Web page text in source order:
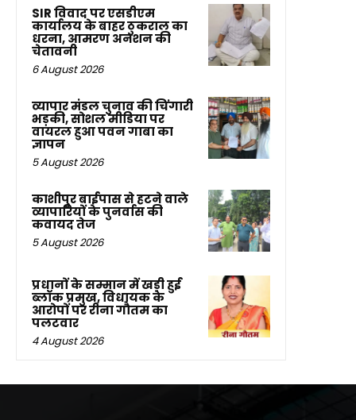
SIR विवाद पर एसडीएम
कार्यालय के बाहर ठुकराल का
धरना, आमरण अनशन की
चेतावनी
6 August 2026
व्यापार मंडल चुनाव की चिंगारी
भड़की, सोशल मीडिया पर
वायरल हुआ पवन गाबा का
ज्ञापन
5 August 2026
काशीपुर बाईपास से हटने वाले
व्यापारियों के पुनर्वास की
कवायद तेज
5 August 2026
प्रधानों के सम्मान में खड़ी हुई
ब्लॉक प्रमुख, विधायक के
आरोपों पर रीना गौतम का
पलटवार
4 August 2026